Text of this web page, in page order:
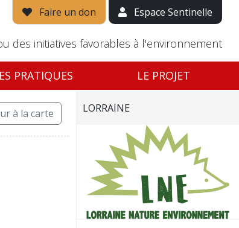
Faire un don Espace Sentinelle
des initiatives favorables à l'environnement
PRATIQUES LE PROJET
à la carte LORRAINE